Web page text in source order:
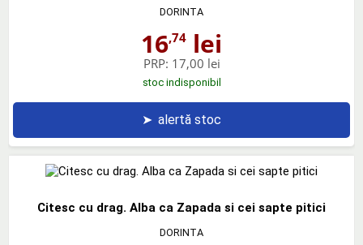
DORINTA
16,74 lei
PRP: 17,00 lei
stoc indisponibil
➤ alertă stoc
Citesc cu drag. Alba ca Zapada si cei sapte pitici
DORINTA